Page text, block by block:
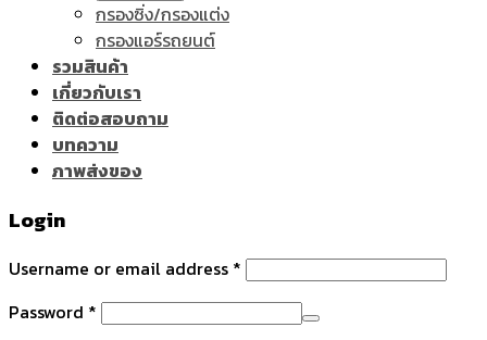
กรองซิ่ง/กรองแต่ง
กรองแอร์รถยนต์
รวมสินค้า
เกี่ยวกับเรา
ติดต่อสอบถาม
บทความ
ภาพส่งของ
Login
Username or email address *
Password *